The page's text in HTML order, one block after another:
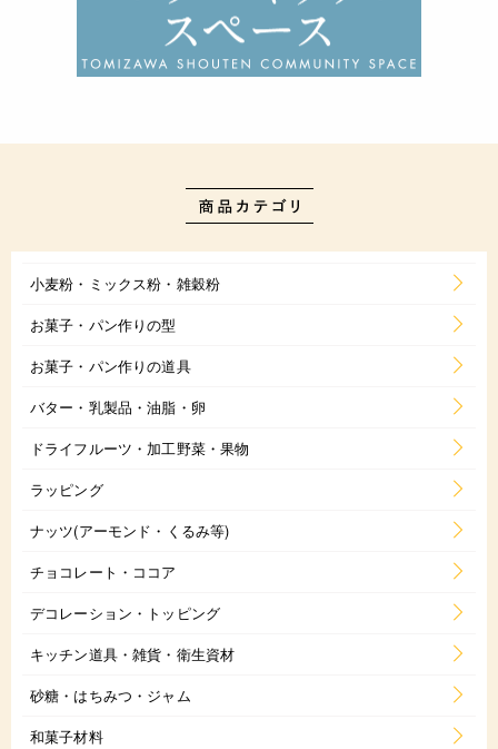
小麦粉・ミックス粉・雑穀粉
お菓子・パン作りの型
お菓子・パン作りの道具
バター・乳製品・油脂・卵
ドライフルーツ・加工野菜・果物
ラッピング
ナッツ(アーモンド・くるみ等)
チョコレート・ココア
デコレーション・トッピング
キッチン道具・雑貨・衛生資材
砂糖・はちみつ・ジャム
和菓子材料